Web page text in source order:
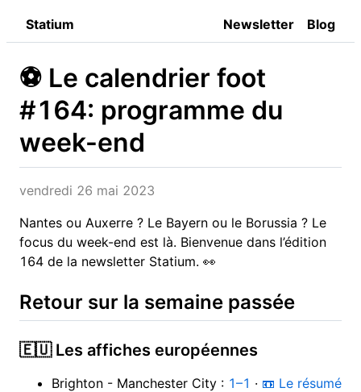
Statium Newsletter Blog
⚽️ Le calendrier foot
#164: programme du
week-end
vendredi 26 mai 2023
Nantes ou Auxerre ? Le Bayern ou le Borussia ? Le
focus du week-end est là. Bienvenue dans l’édition
164 de la newsletter Statium. 👀
Retour sur la semaine passée
🇪🇺 Les affiches européennes
Brighton - Manchester City : 1–1 · 📼 Le résumé